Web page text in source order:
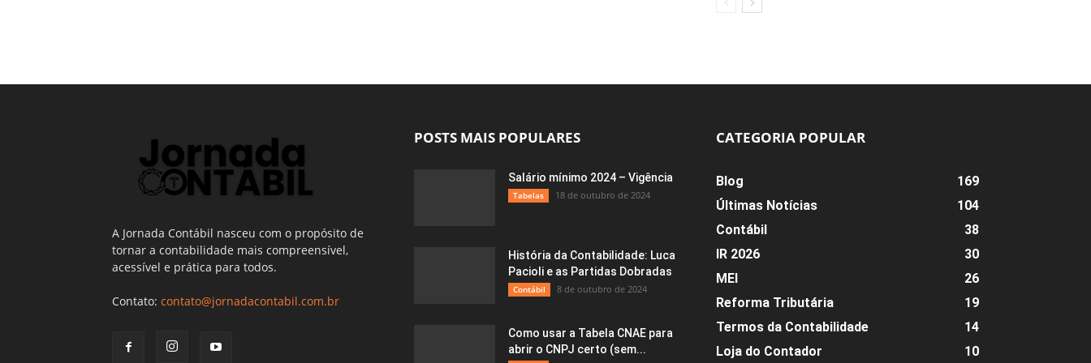
A Jornada Contábil nasceu com o propósito de
tornar a contabilidade mais compreensível,
acessível e prática para todos.
Contato: contato@jornadacontabil.com.br
POSTS MAIS POPULARES
Salário mínimo 2024 – Vigência
Tabelas 18 de outubro de 2024
História da Contabilidade: Luca
Pacioli e as Partidas Dobradas
Contábil 8 de outubro de 2024
Como usar a Tabela CNAE para
abrir o CNPJ certo (sem...
CATEGORIA POPULAR
Blog
169
Últimas Notícias
104
Contábil
38
IR 2026
30
MEI
26
Reforma Tributária
19
Termos da Contabilidade
14
Loja do Contador
10